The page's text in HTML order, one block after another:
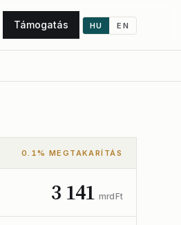
Támogatás HU EN
0.1% MEGTAKARÍTÁS
3 141 mrd Ft